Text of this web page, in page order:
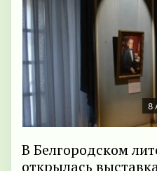
8
В Белгородском
открылась